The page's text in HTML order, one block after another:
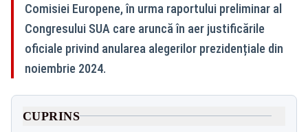
Comisiei Europene, în urma raportului preliminar al
Congresului SUA care aruncă în aer justificările
oficiale privind anularea alegerilor prezidențiale din
noiembrie 2024.
CUPRINS